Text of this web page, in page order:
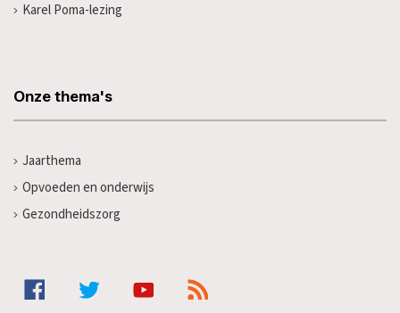
Karel Poma-lezing
Onze thema's
Jaarthema
Opvoeden en onderwijs
Gezondheidszorg